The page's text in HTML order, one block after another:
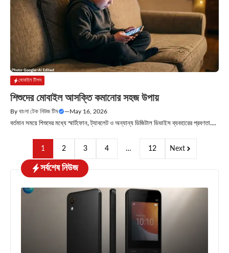
মোবাইল টিপস
শিশুদের মোবাইল আসক্তি কমানোর সহজ উপায়
By বাংলা টেক নিউজ টিম —May 16, 2026
বর্তমান সময়ে শিশুদের মধ্যে স্মার্টফোন, ট্যাবলেট ও অন্যান্য ডিজিটাল ডিভাইস ব্যবহারের প্রবণতা....
1 2 3 4 … 12 Next
সর্বশেষ নিউজ